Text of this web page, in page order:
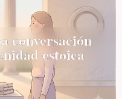
conversación
estoica